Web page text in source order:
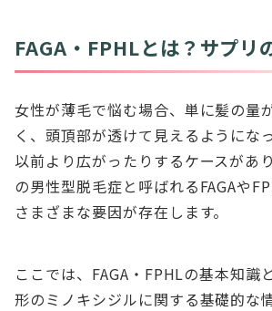
FAGA・FPHLとは？サプリ
女性が薄毛で悩む場合、単に髪の量
く、頭頂部が透けて見えるようにな
以前より広がったりするケースがあ
の男性型脱毛症と呼ばれるFAGAや
さまざまな要因が存在します。
ここでは、FAGA・FPHLの基本知識
形のミノキシジルに関する基礎的な